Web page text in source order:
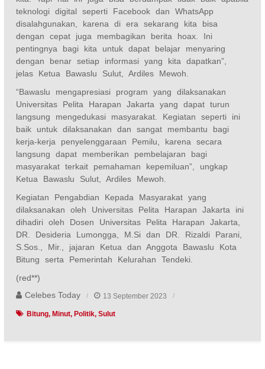
teknologi digital seperti Facebook dan WhatsApp
disalahgunakan, karena di era sekarang kita bisa
dengan cepat juga membagikan berita hoax. Ini
pentingnya bagi kita untuk dapat belajar menyaring
dengan benar setiap informasi yang kita dapatkan”,
jelas Ketua Bawaslu Sulut, Ardiles Mewoh.
“Bawaslu mengapresiasi program yang dilaksanakan
Universitas Pelita Harapan Jakarta yang dapat turun
langsung mengedukasi masyarakat. Kegiatan seperti ini
baik untuk dilaksanakan dan sangat membantu bagi
kerja-kerja penyelenggaraan Pemilu, karena secara
langsung dapat memberikan pembelajaran bagi
masyarakat terkait pemahaman kepemiluan”, ungkap
Ketua Bawaslu Sulut, Ardiles Mewoh.
Kegiatan Pengabdian Kepada Masyarakat yang
dilaksanakan oleh Universitas Pelita Harapan Jakarta ini
dihadiri oleh Dosen Universitas Pelita Harapan Jakarta,
DR. Desideria Lumongga, M.Si dan DR. Rizaldi Parani,
S.Sos., Mir., jajaran Ketua dan Anggota Bawaslu Kota
Bitung serta Pemerintah Kelurahan Tendeki.
(red**)
Celebes Today
13 September 2023
Bitung Minut Politik Sulut